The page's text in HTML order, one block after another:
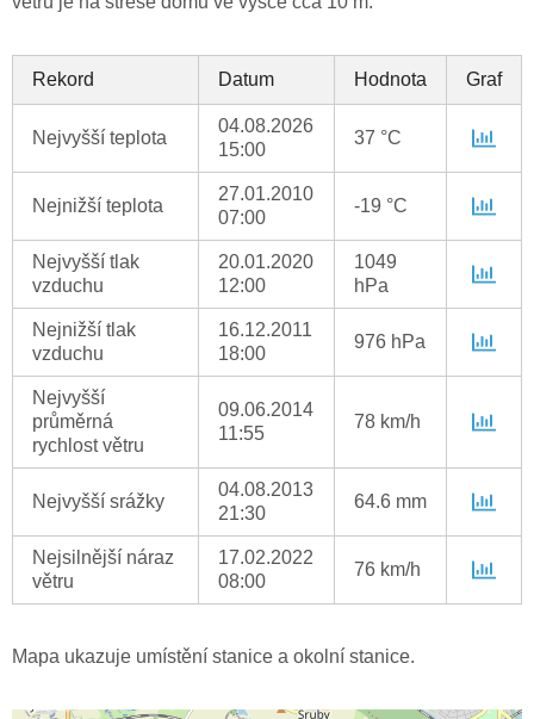
Rekord Datum Hodnota Graf
Nejvyšší teplota
04.08.2026
15:00
37 °C
Nejnižší teplota
27.01.2010
07:00
-19 °C
Nejvyšší tlak
vzduchu
20.01.2020
12:00
1049
hPa
Nejnižší tlak
vzduchu
16.12.2011
18:00
976 hPa
Nejvyšší
průměrná
rychlost větru
09.06.2014
11:55
78 km/h
Nejvyšší srážky
04.08.2013
21:30
64.6 mm
Nejsilnější náraz
větru
17.02.2022
08:00
76 km/h
Mapa ukazuje umístění stanice a okolní stanice.